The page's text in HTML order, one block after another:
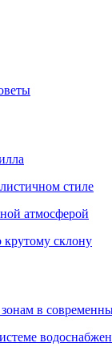
стиле
атмосферой
крутому склону
в